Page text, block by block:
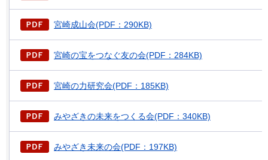
宮崎成山会(PDF：290KB)
宮崎の宝をつなぐ友の会(PDF：284KB)
宮崎の力研究会(PDF：185KB)
みやざきの未来をつくる会(PDF：340KB)
みやざき未来の会(PDF：197KB)